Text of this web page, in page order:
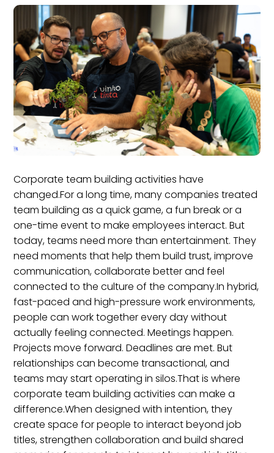
Corporate team building activities have
changed.For a long time, many companies treated
team building as a quick game, a fun break or a
one-time event to make employees interact. But
today, teams need more than entertainment. They
need moments that help them build trust, improve
communication, collaborate better and feel
connected to the culture of the company.In hybrid,
fast-paced and high-pressure work environments,
people can work together every day without
actually feeling connected. Meetings happen.
Projects move forward. Deadlines are met. But
relationships can become transactional, and
teams may start operating in silos.That is where
corporate team building activities can make a
difference.When designed with intention, they
create space for people to interact beyond job
titles, strengthen collaboration and build shared